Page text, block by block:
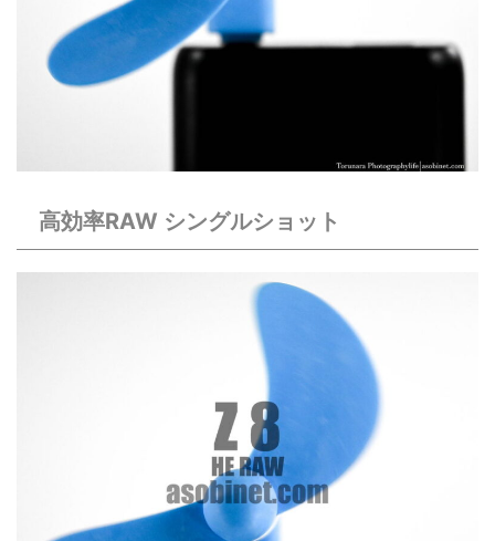
高効率RAW シングルショット